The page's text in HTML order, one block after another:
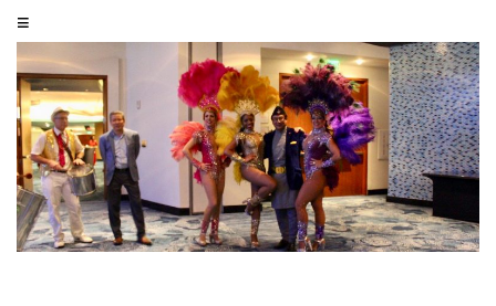
≡